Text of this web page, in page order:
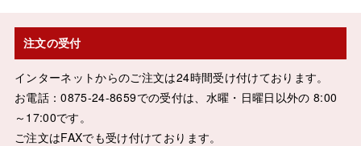
注文の受付
インターネットからのご注文は24時間受け付けております。
お電話：0875-24-8659での受付は、水曜・日曜日以外の 8:00
～17:00です。
ご注文はFAXでも受け付けております。